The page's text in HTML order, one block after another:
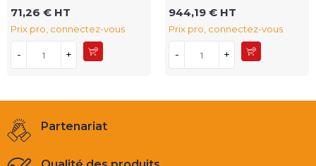
71,26 € HT
Prix pro, connectez-vous
- +
944,19 € HT
Prix pro, connectez-vous
- +
Partenariat